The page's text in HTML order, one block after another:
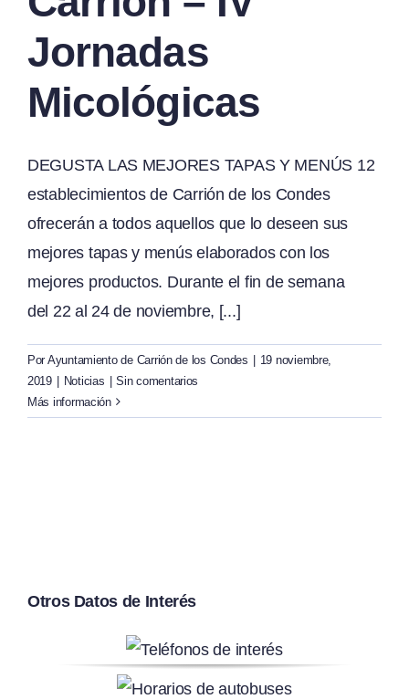
Jornadas
Micológicas
DEGUSTA LAS MEJORES TAPAS Y MENÚS 12
establecimientos de Carrión de los Condes
ofrecerán a todos aquellos que lo deseen sus
mejores tapas y menús elaborados con los
mejores productos. Durante el fin de semana
del 22 al 24 de noviembre, [...]
Por Ayuntamiento de Carrión de los Condes
19 noviembre,
2019
Noticias
Sin comentarios
Más información
Otros Datos de Interés